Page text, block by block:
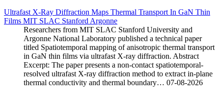
Ultrafast X-Ray Diffraction Maps Thermal Transport In GaN Thin
Films MIT SLAC Stanford Argonne
Researchers from MIT SLAC Stanford University and
Argonne National Laboratory published a technical paper
titled Spatiotemporal mapping of anisotropic thermal transport
in GaN thin films via ultrafast X-ray diffraction. Abstract
Excerpt: The paper presents a non-contact spatiotemporal-
resolved ultrafast X-ray diffraction method to extract in-plane
thermal conductivity and thermal boundary… 07-08-2026